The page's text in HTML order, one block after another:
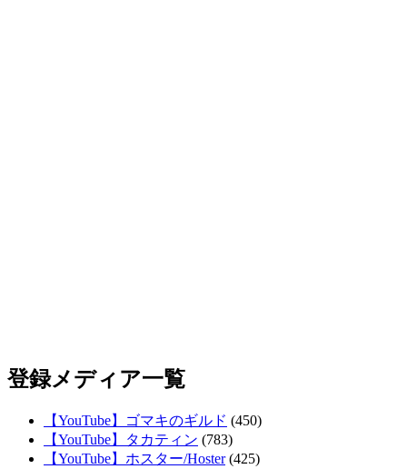
登録メディア一覧
【YouTube】ゴマキのギルド (450)
【YouTube】タカティン (783)
【YouTube】ホスター/Hoster(425)